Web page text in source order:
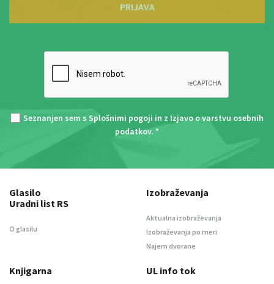
PRIJAVA
Seznanjen sem s Splošnimi pogoji in z Izjavo o varstvu osebnih
podatkov. *
Glasilo
Uradni list RS
O glasilu
Izobraževanja
Aktualna izobraževanja
Izobraževanja po meri
Najem dvorane
Knjigarna UL info tok